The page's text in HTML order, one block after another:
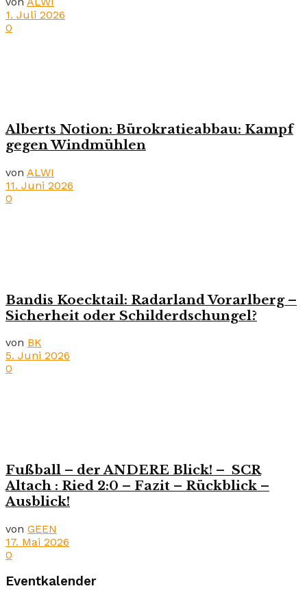
1. Juli 2026
0
Alberts Notion: Bürokratieabbau: Kampf
gegen Windmühlen
von ALWI
11. Juni 2026
0
Bandis Koecktail: Radarland Vorarlberg –
Sicherheit oder Schilderdschungel?
von BK
5. Juni 2026
0
Fußball – der ANDERE Blick! – SCR
Altach : Ried 2:0 – Fazit – Rückblick –
Ausblick!
von GEEN
17. Mai 2026
0
Eventkalender